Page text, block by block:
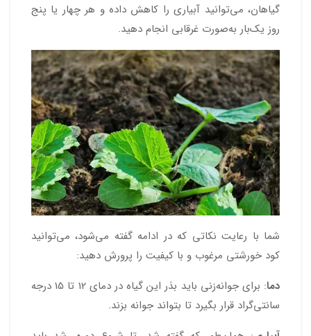
گیاهان، می‌توانید آبیاری را کاهش داده و هر چهار یا پنج
روز یک‌بار به‌صورت غرقابی انجام دهید.
شما با رعایت نکاتی که در ادامه گفته می‌شود، می‌توانید
کود خورشتی مرغوب و با کیفیت را پرورش دهید:
دما
: برای جوانه‌زنی باید بذر این گیاه در دمای 12 تا 15 درجه
سانتی‌گراد قرار بگیرد تا بتواند جوانه بزند.